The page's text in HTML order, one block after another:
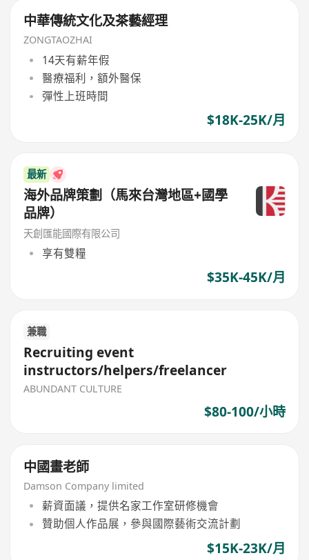
中華傳統文化及茶藝經理
ZONGTAOZHAI
14天有薪年假
醫療福利，額外醫保
彈性上班時間
$18K-25K/月
最新
海外品牌策劃（馬來台灣地區+國學
品牌）
天創匯能國際有限公司
享有雙糧
$35K-45K/月
兼職
Recruiting event
instructors/helpers/freelancer
ABUNDANT CULTURE
$80-100/小時
中國畫老師
Damson Company limited
薪資面議，提供名家工作室研修機會
贊助個人作品展，參與國際藝術交流計劃
$15K-23K/月